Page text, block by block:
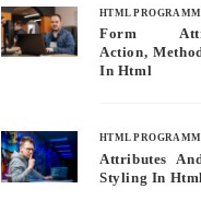
HTML
Form
Action,
In Html
HTML
Attributes
Styling In Html